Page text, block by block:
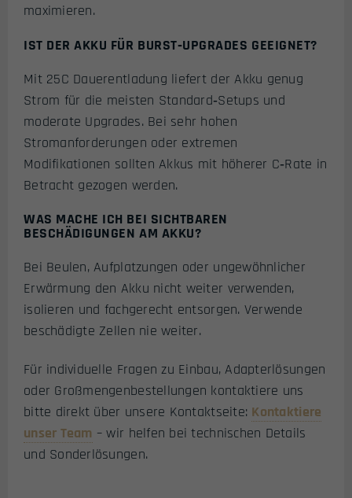
maximieren.
IST DER AKKU FÜR BURST‑UPGRADES GEEIGNET?
Mit 25C Dauerentladung liefert der Akku genug
Strom für die meisten Standard‑Setups und
moderate Upgrades. Bei sehr hohen
Stromanforderungen oder extremen
Modifikationen sollten Akkus mit höherer C‑Rate in
Betracht gezogen werden.
WAS MACHE ICH BEI SICHTBAREN
BESCHÄDIGUNGEN AM AKKU?
Bei Beulen, Aufplatzungen oder ungewöhnlicher
Erwärmung den Akku nicht weiter verwenden,
isolieren und fachgerecht entsorgen. Verwende
beschädigte Zellen nie weiter.
Für individuelle Fragen zu Einbau, Adapterlösungen
oder Großmengenbestellungen kontaktiere uns
bitte direkt über unsere Kontaktseite: Kontaktiere
unser Team – wir helfen bei technischen Details
und Sonderlösungen.